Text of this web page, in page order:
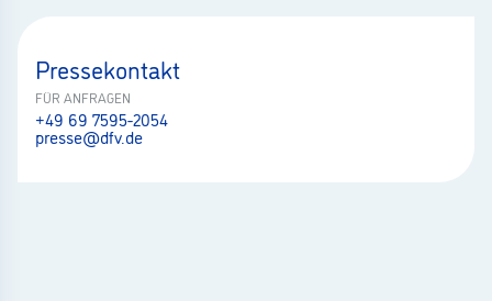
Pressekontakt
FÜR ANFRAGEN
+49 69 7595-2054
presse@dfv.de